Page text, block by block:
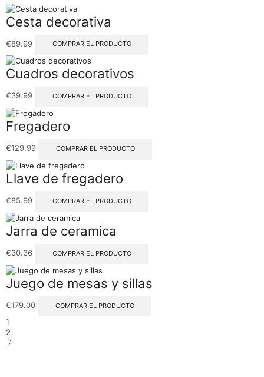
Cesta decorativa
€89.99 COMPRAR EL PRODUCTO
Cuadros decorativos
€39.99 COMPRAR EL PRODUCTO
Fregadero
€129.99 COMPRAR EL PRODUCTO
Llave de fregadero
€85.99 COMPRAR EL PRODUCTO
Jarra de ceramica
€30.36 COMPRAR EL PRODUCTO
Juego de mesas y sillas
€179.00 COMPRAR EL PRODUCTO
1
2